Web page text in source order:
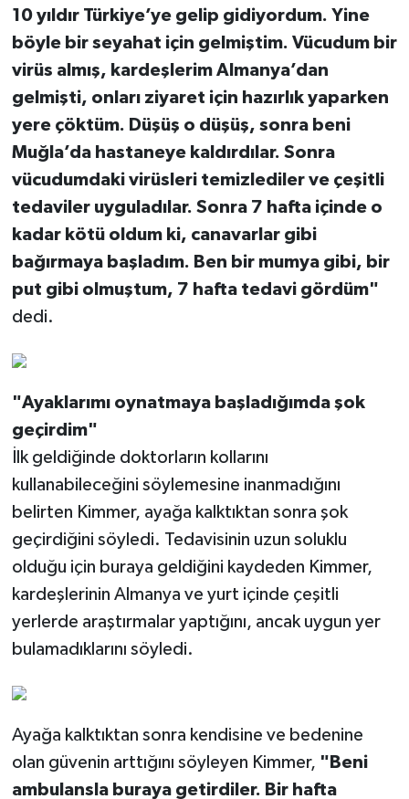
10 yıldır Türkiye’ye gelip gidiyordum. Yine
böyle bir seyahat için gelmiştim. Vücudum bir
virüs almış, kardeşlerim Almanya’dan
gelmişti, onları ziyaret için hazırlık yaparken
yere çöktüm. Düşüş o düşüş, sonra beni
Muğla’da hastaneye kaldırdılar. Sonra
vücudumdaki virüsleri temizlediler ve çeşitli
tedaviler uyguladılar. Sonra 7 hafta içinde o
kadar kötü oldum ki, canavarlar gibi
bağırmaya başladım. Ben bir mumya gibi, bir
put gibi olmuştum, 7 hafta tedavi gördüm"
dedi.
"Ayaklarımı oynatmaya başladığımda şok
geçirdim"
İlk geldiğinde doktorların kollarını
kullanabileceğini söylemesine inanmadığını
belirten Kimmer, ayağa kalktıktan sonra şok
geçirdiğini söyledi. Tedavisinin uzun soluklu
olduğu için buraya geldiğini kaydeden Kimmer,
kardeşlerinin Almanya ve yurt içinde çeşitli
yerlerde araştırmalar yaptığını, ancak uygun yer
bulamadıklarını söyledi.
Ayağa kalktıktan sonra kendisine ve bedenine
olan güvenin arttığını söyleyen Kimmer, "Beni
ambulansla buraya getirdiler. Bir hafta